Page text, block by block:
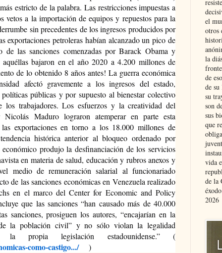
estricto de la palabra. Las restricciones impuestas a
a la importación de equipos y repuestos para la
sin precedentes de los ingresos producidos por
exportaciones petroleras habían alcanzado un pico de
de las sanciones comenzadas por Barack Obama y
bajaron en el año 2020 a 4.200 millones de
de lo obtenido 8 años antes! La guerra económica
afectó gravemente a los ingresos del estado,
públicas y por supuesto al bienestar colectivo
trabajadores. Los esfuerzos y la creatividad del
Maduro lograron atemperar en parte esta
exportaciones en torno a los 18.000 millones de
histórica anterior al bloqueo ordenado por
produjo la desfinanciación de los servicios
en materia de salud, educación y rubros anexos y
medio de remuneración salarial al funcionariado
de las sanciones económicas en Venezuela realizado
en el marco del Center for Economic and Policy
que las sanciones “han causado más de 40.000
sanciones, prosiguen los autores, “encajarían en la
la población civil” y no sólo violan la legalidad
la propia legislación estadounidense.” (
como-castigo.../
)
el
otros
la
de
de
su
son
sus
que
vida
de la
2026